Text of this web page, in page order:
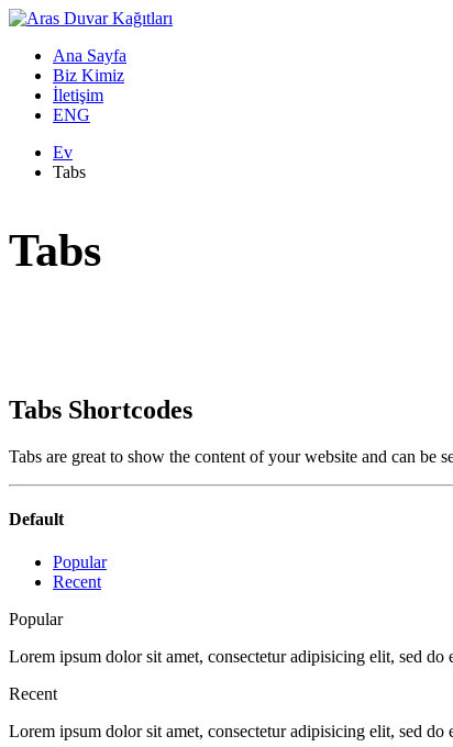
Ana Sayfa
Biz Kimiz
İletişim
ENG
Ev
Tabs
Tabs
Tabs Shortcodes
Tabs are great to show the content of your website and can be
Default
Popular
Recent
Popular
Lorem ipsum dolor sit amet, consectetur adipisicing elit, sed
Recent
Lorem ipsum dolor sit amet, consectetur adipisicing elit, sed